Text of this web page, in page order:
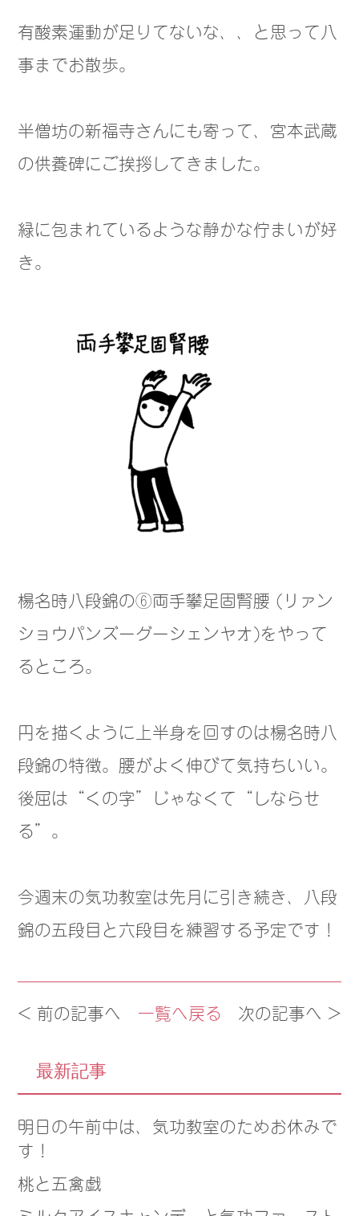
有酸素運動が足りてないな、、と思って八
事までお散歩。
半僧坊の新福寺さんにも寄って、宮本武蔵
の供養碑にご挨拶してきました。
緑に包まれているような静かな佇まいが好
き。
楊名時八段錦の⑥両手攀足固腎腰 (リァン
ショウパンズーグーシェンヤオ)をやって
るところ。
円を描くように上半身を回すのは楊名時八
段錦の特徴。腰がよく伸びて気持ちいい。
後屈は“くの字”じゃなくて“しならせ
る”。
今週末の気功教室は先月に引き続き、八段
錦の五段目と六段目を練習する予定です！
< 前の記事へ 一覧へ戻る 次の記事へ >
最新記事
明日の午前中は、気功教室のためお休みで
す！
桃と五禽戯